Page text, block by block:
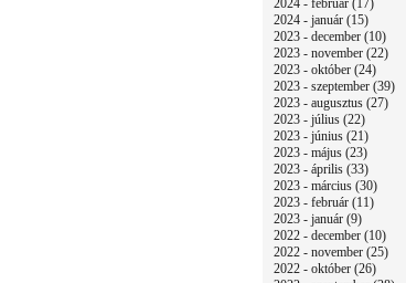
2024 - február (17)
2024 - január (15)
2023 - december (10)
2023 - november (22)
2023 - október (24)
2023 - szeptember (39)
2023 - augusztus (27)
2023 - július (22)
2023 - június (21)
2023 - május (23)
2023 - április (33)
2023 - március (30)
2023 - február (11)
2023 - január (9)
2022 - december (10)
2022 - november (25)
2022 - október (26)